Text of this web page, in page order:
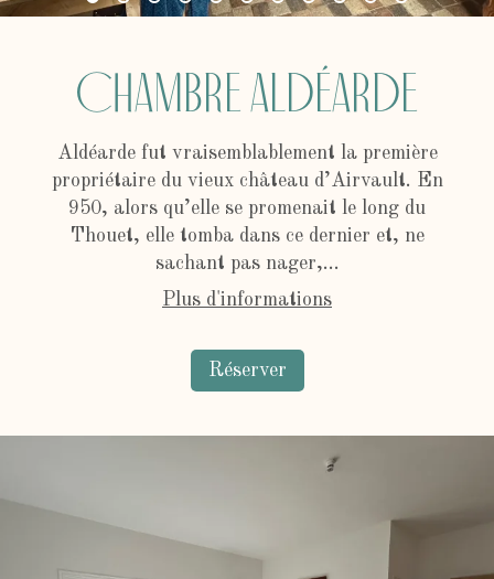
Chambre Aldéarde
Aldéarde fut vraisemblablement la première
propriétaire du vieux château d’Airvault. En
950, alors qu’elle se promenait le long du
Thouet, elle tomba dans ce dernier et, ne
sachant pas nager,...
Plus d'informations
Réserver